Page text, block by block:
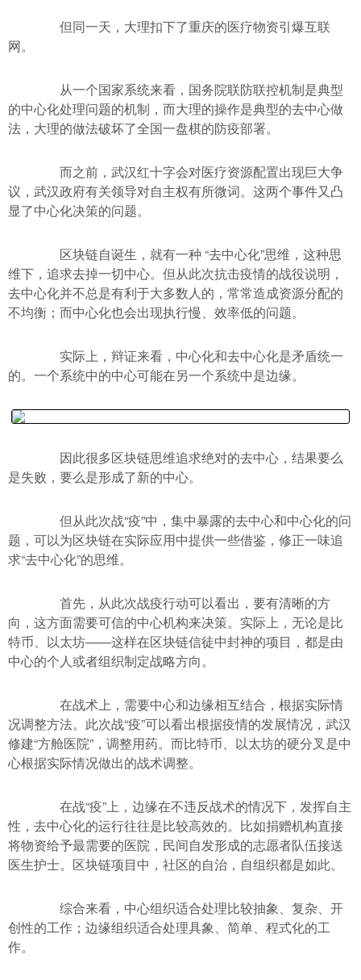
但同一天，大理扣下了重庆的医疗物资引爆互联
网。
从一个国家系统来看，国务院联防联控机制是典型
的中心化处理问题的机制，而大理的操作是典型的去中心做
法，大理的做法破坏了全国一盘棋的防疫部署。
而之前，武汉红十字会对医疗资源配置出现巨大争
议，武汉政府有关领导对自主权有所微词。这两个事件又凸
显了中心化决策的问题。
区块链自诞生，就有一种 “去中心化”思维，这种思
维下，追求去掉一切中心。但从此次抗击疫情的战役说明，
去中心化并不总是有利于大多数人的，常常造成资源分配的
不均衡；而中心化也会出现执行慢、效率低的问题。
实际上，辩证来看，中心化和去中心化是矛盾统一
的。一个系统中的中心可能在另一个系统中是边缘。
因此很多区块链思维追求绝对的去中心，结果要么
是失败，要么是形成了新的中心。
但从此次战“疫”中，集中暴露的去中心和中心化的问
题，可以为区块链在实际应用中提供一些借鉴，修正一味追
求“去中心化”的思维。
首先，从此次战疫行动可以看出，要有清晰的方
向，这方面需要可信的中心机构来决策。实际上，无论是比
特币、以太坊――这样在区块链信徒中封神的项目，都是由
中心的个人或者组织制定战略方向。
在战术上，需要中心和边缘相互结合，根据实际情
况调整方法。此次战“疫”可以看出根据疫情的发展情况，武汉
修建“方舱医院”，调整用药。而比特币、以太坊的硬分叉是中
心根据实际情况做出的战术调整。
在战“疫”上，边缘在不违反战术的情况下，发挥自主
性，去中心化的运行往往是比较高效的。比如捐赠机构直接
将物资给予最需要的医院，民间自发形成的志愿者队伍接送
医生护士。区块链项目中，社区的自治，自组织都是如此。
综合来看，中心组织适合处理比较抽象、复杂、开
创性的工作；边缘组织适合处理具象、简单、程式化的工
作。